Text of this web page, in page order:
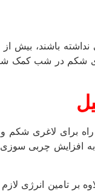
باشند، بیش
در شب کمک
راه برای لاغری
افزایش چربی
بر تامین